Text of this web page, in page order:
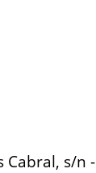
Cabral, s/n -